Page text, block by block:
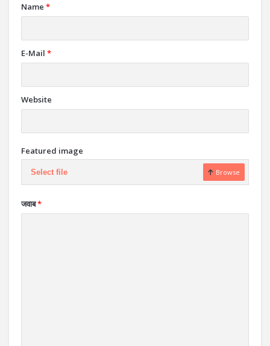
Name *
E-Mail *
Website
Featured image
Select file Browse
जवाब*